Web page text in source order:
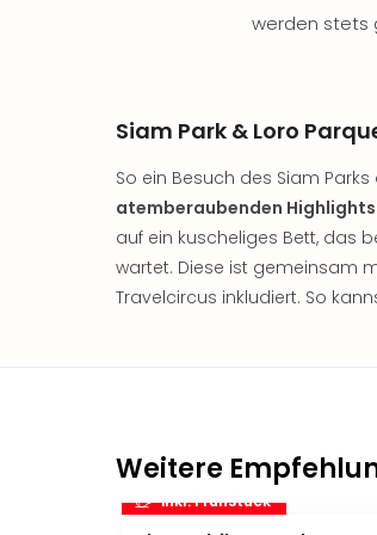
werden stets
Siam Park & Loro
So ein Besuch des Siam
atemberaubenden Highlights
auf ein kuscheliges Bett, das
wartet. Diese ist gemeinsam
Travelcircus inkludiert. So
Weitere
inkl. Frühstück